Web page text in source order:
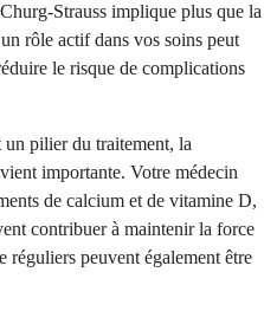
Strauss implique plus que la
rôle actif dans vos soins peut
le risque de complications
un pilier du traitement, la
importante. Votre médecin
de calcium et de vitamine D,
contribuer à maintenir la force
réguliers peuvent également être